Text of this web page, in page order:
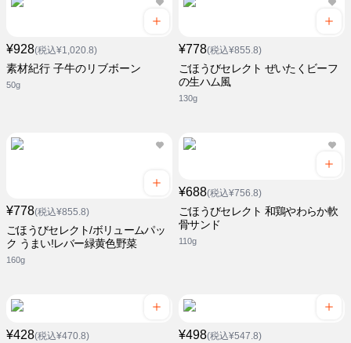
¥928(税込¥1,020.8)
素材紀行 子牛のリブボーン
50g
¥778(税込¥855.8)
ごほうびセレクト ぜいたくビーフ
の生ハム風
130g
¥778(税込¥855.8)
ごほうびセレクト/ボリュームパッ
ク うまい!レバー緑黄色野菜
160g
¥688(税込¥756.8)
ごほうびセレクト 和鶏やわらか軟
骨サンド
110g
¥428(税込¥470.8) ¥498(税込¥547.8)